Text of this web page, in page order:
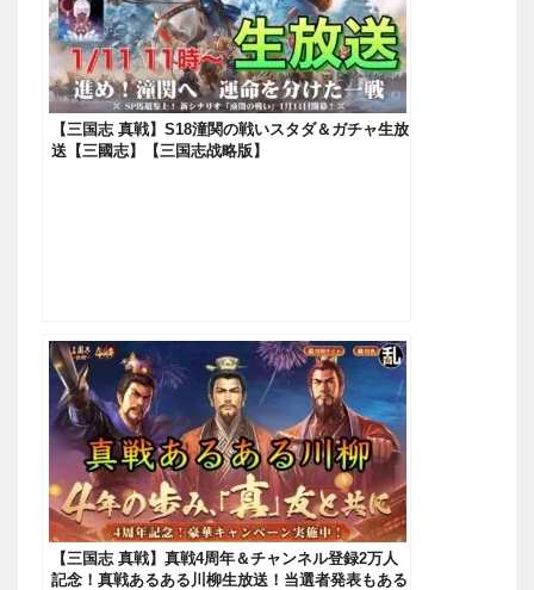
【三国志 真戦】S18潼関の戦いスタダ＆ガチャ生放
送【三國志】【三国志战略版】
【三国志 真戦】真戦4周年＆チャンネル登録2万人
記念！真戦あるある川柳生放送！当選者発表もある